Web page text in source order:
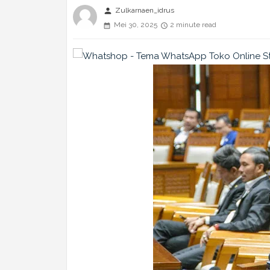
person Zulkarnaen_idrus
Mei 30, 2025
2 minute read